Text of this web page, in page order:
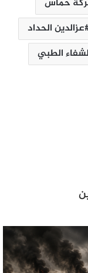
حماس
عزالدين الحداد
الطبي